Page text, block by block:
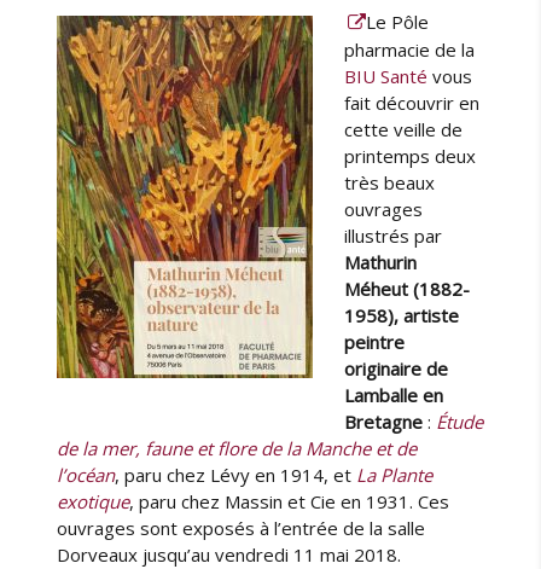
e
r
à
l
a
B
I
U
S
a
n
é
t
e
u
r
b
l
i
é
Le Pôle
pharmacie de la
BIU Santé vous
fait découvrir en
cette veille de
printemps deux
très beaux
ouvrages
illustrés par
Mathurin
Méheut (1882-
1958), artiste
peintre
originaire de
Lamballe en
Bretagne : Étude
de la mer, faune et flore de la Manche et de
l’océan, paru chez Lévy en 1914, et La Plante
exotique, paru chez Massin et Cie en 1931. Ces
ouvrages sont exposés à l’entrée de la salle
Dorveaux jusqu’au vendredi 11 mai 2018.